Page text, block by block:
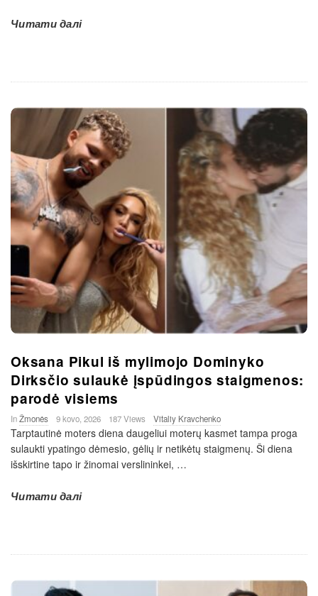
Читати далі
Oksana Pikul iš mylimojo Dominyko
Dirksčio sulaukė įspūdingos staigmenos:
parodė visiems
InŽmonės 9 kovo, 2026 187 Views Vitaliy Kravchenko
Tarptautinė moters diena daugeliui moterų kasmet tampa proga
sulaukti ypatingo dėmesio, gėlių ir netikėtų staigmenų. Ši diena
išskirtine tapo ir žinomai verslininkei, …
Читати далі